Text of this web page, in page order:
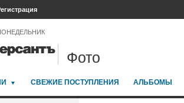
Фото
СВЕЖИЕ ПОСТУПЛЕНИЯ АЛЬБОМЫ